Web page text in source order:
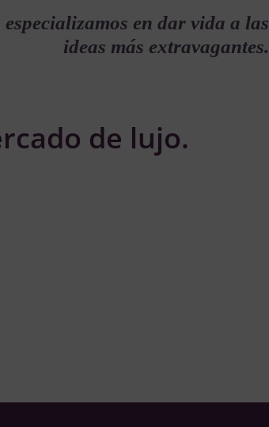
en dar vida a las
ideas más extravagantes.
de lujo.